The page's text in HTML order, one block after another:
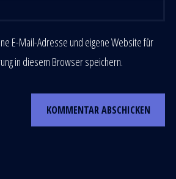
E-Mail-Adresse und eigene Website für
in diesem Browser speichern.